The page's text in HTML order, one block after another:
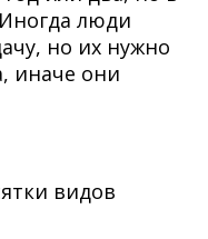
люди
но их нужно
иначе они
видов